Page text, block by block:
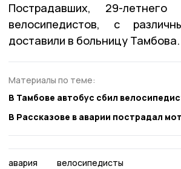
Пострадавших, 29-
велосипедистов, с
доставили в больницу Тамбова.
Материалы по теме:
В Тамбове автобус сбил
В Рассказове в аварии пострадал
авария велосипедисты